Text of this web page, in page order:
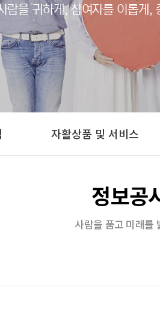
람을 귀하게, 참여자를 이롭게,
자활상품 및 서비스
정보공
사람을 품고 미래를